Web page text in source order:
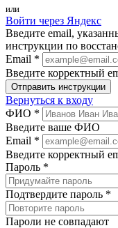
или
Войти через Яндекс
Введите email,
инструкции по
Email *
Введите корректный
Отправить инструкции
Вернуться к входу
ФИО *
Введите ваше ФИО
Email *
Введите корректный
Пароль *
Подтвердите пароль *
Пароли не совпадают